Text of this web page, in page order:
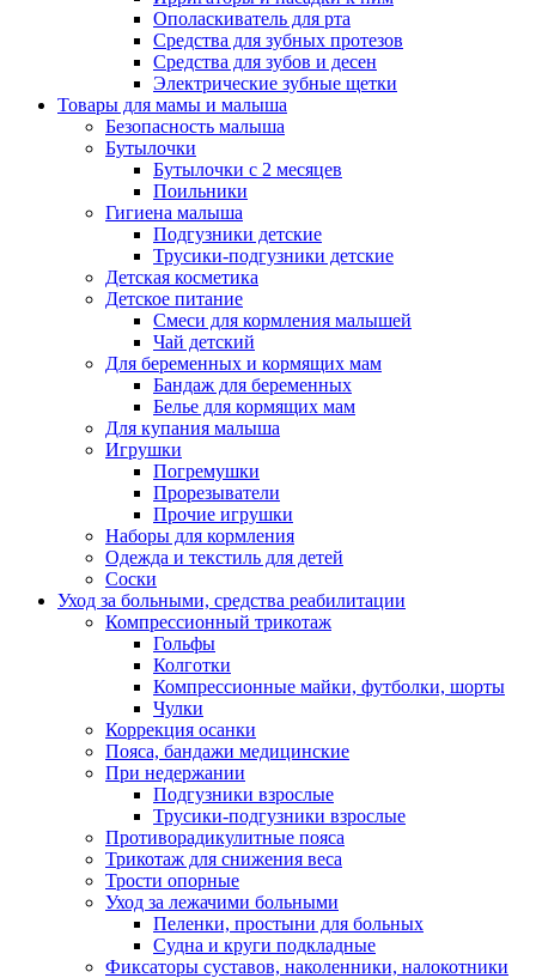
Ополаскиватель для рта
Средства для зубных протезов
Средства для зубов и десен
Электрические зубные щетки
Товары для мамы и малыша
Безопасность малыша
Бутылочки
Бутылочки с 2 месяцев
Поильники
Гигиена малыша
Подгузники детские
Трусики-подгузники детские
Детская косметика
Детское питание
Смеси для кормления малышей
Чай детский
Для беременных и кормящих мам
Бандаж для беременных
Белье для кормящих мам
Для купания малыша
Игрушки
Погремушки
Прорезыватели
Прочие игрушки
Наборы для кормления
Одежда и текстиль для детей
Соски
Уход за больными, средства реабилитации
Компрессионный трикотаж
Гольфы
Колготки
Компрессионные майки, футболки, шорты
Чулки
Коррекция осанки
Пояса, бандажи медицинские
При недержании
Подгузники взрослые
Трусики-подгузники взрослые
Противорадикулитные пояса
Трикотаж для снижения веса
Трости опорные
Уход за лежачими больными
Пеленки, простыни для больных
Судна и круги подкладные
Фиксаторы суставов, наколенники, налокотники